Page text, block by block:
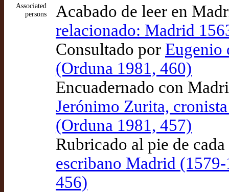
Associated
persons
Acabado de leer en
relacionado: Madrid
Consultado por Eugenio
(Orduna 1981, 460)
Encuadernado con
Jerónimo Zurita,
(Orduna 1981, 457)
Rubricado al pie de
escribano Madrid
456)